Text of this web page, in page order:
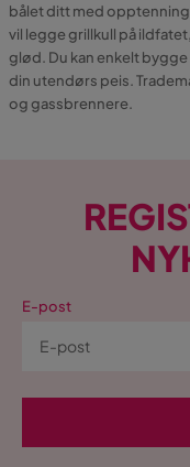
bålet ditt med
vil legge grillkull på
glød. Du kan enkelt
din utendørs peis.
og gassbrennere.
E-post